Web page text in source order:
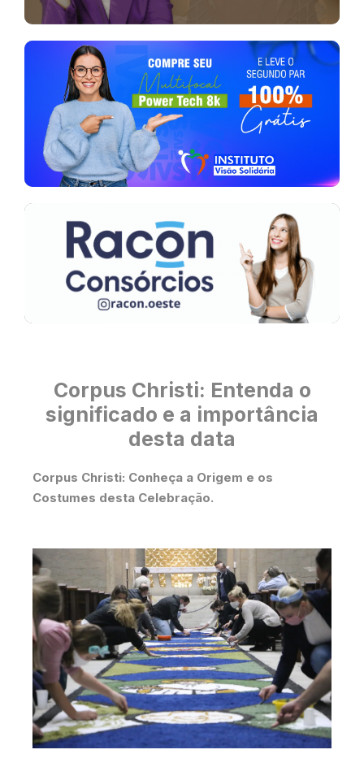
Corpus Christi: Entenda o
significado e a importância
desta data
Corpus Christi: Conheça a Origem e os
Costumes desta Celebração.